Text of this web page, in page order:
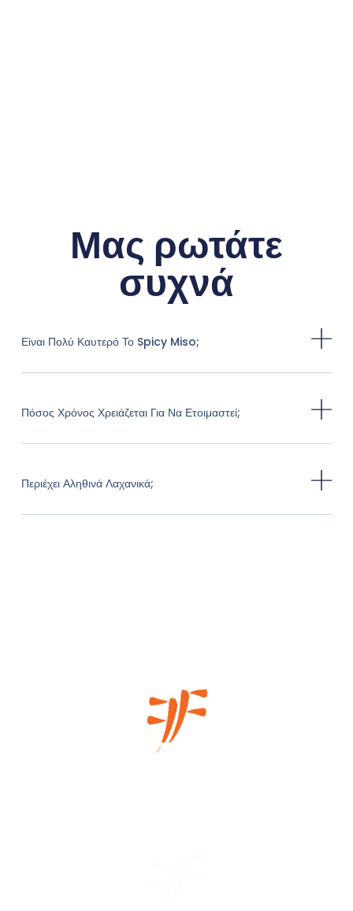
Μας ρωτάτε
συχνά
Είναι Πολύ Καυτερό Το Spicy Miso;
Πόσος Χρόνος Χρειάζεται Για Να Ετοιμαστεί;
Περιέχει Αληθινά Λαχανικά;